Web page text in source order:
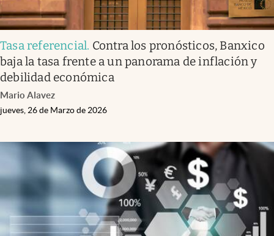
Tasa referencial. Contra los pronósticos, Banxico
baja la tasa frente a un panorama de inflación y
debilidad económica
Mario Alavez
jueves, 26 de Marzo de 2026